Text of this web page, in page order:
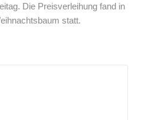
Die Preisverleihung fand in
statt.